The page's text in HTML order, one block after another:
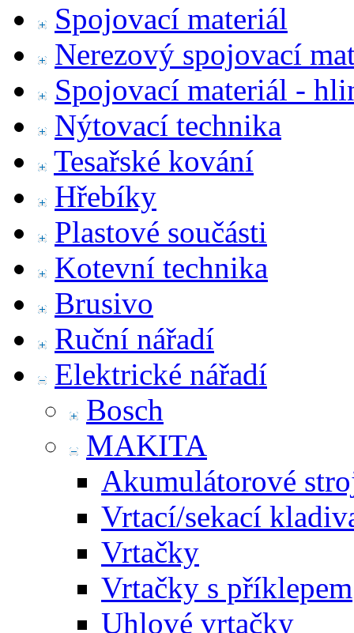
Spojovací materiál
Nerezový spojovací
Spojovací materiál -
Nýtovací technika
Tesařské kování
Hřebíky
Plastové součásti
Kotevní technika
Brusivo
Ruční nářadí
Elektrické nářadí
Bosch
MAKITA
Akumulátorové
Vrtací/sekací
Vrtačky
Vrtačky s příklepem
Uhlové vrtačky